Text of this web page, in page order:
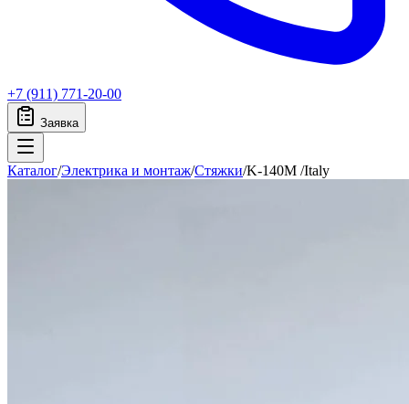
+7 (911) 771-20-00
Заявка
Каталог/Электрика и монтаж/Стяжки/K-140M /Italy